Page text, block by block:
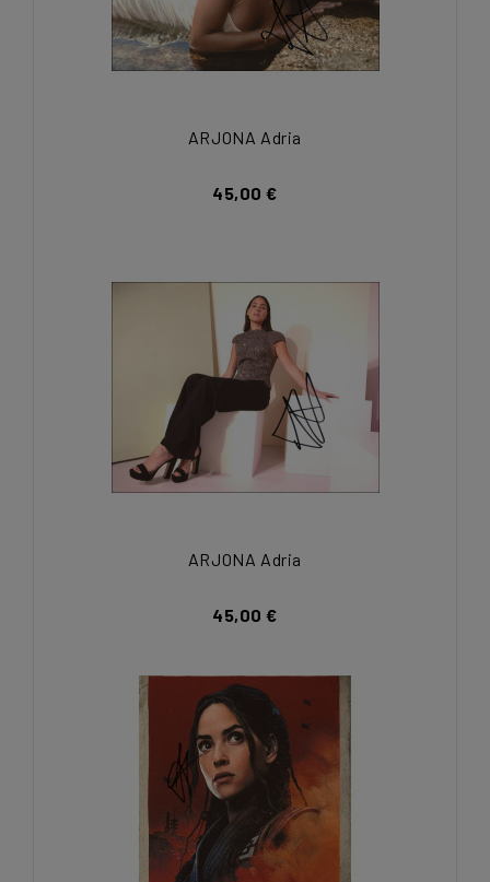
ARJONA Adria
45,00 €
ARJONA Adria
45,00 €